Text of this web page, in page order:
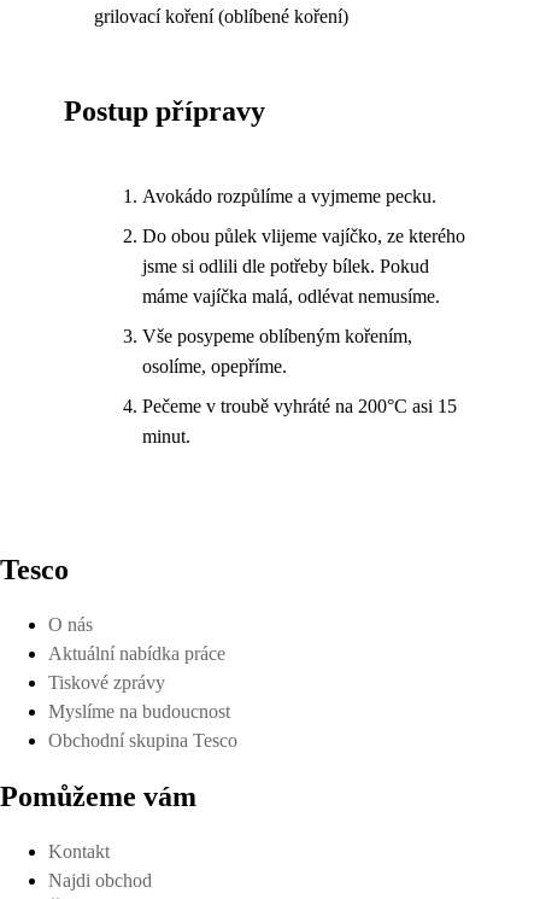
grilovací koření (oblíbené koření)
Postup přípravy
Avokádo rozpůlíme a vyjmeme pecku.
Do obou půlek vlijeme vajíčko, ze kterého
jsme si odlili dle potřeby bílek. Pokud
máme vajíčka malá, odlévat nemusíme.
Vše posypeme oblíbeným kořením,
osolíme, opepříme.
Pečeme v troubě vyhráté na 200°C asi 15
minut.
Tesco
O nás
Aktuální nabídka práce
Tiskové zprávy
Myslíme na budoucnost
Obchodní skupina Tesco
Pomůžeme vám
Kontakt
Najdi obchod